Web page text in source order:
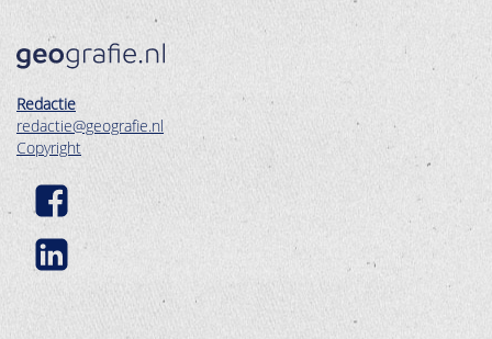
Redactie
redactie@geografie.nl
Copyright